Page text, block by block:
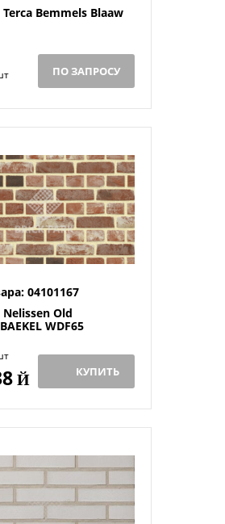
Bemmels Blaaw
ПО ЗАПРОСУ
04101167
Old
WDF65
Й КУПИТЬ